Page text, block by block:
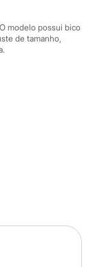
modelo possui bico
de tamanho,